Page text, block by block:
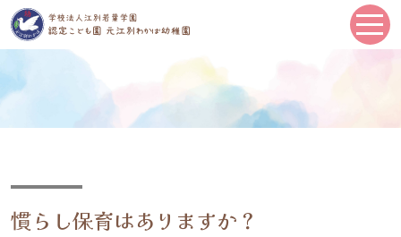
慣らし保育はありますか？